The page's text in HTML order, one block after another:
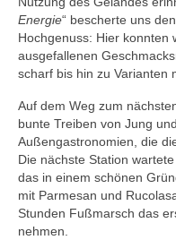
Energie“ bescherte uns
Hochgenuss: Hier konnten
ausgefallenen
scharf bis hin zu Varianten
Auf dem Weg zum
bunte Treiben von Jung
Außengastronomien, die
Die nächste Station
das in einem schönen
mit Parmesan und
Stunden Fußmarsch das
nehmen.